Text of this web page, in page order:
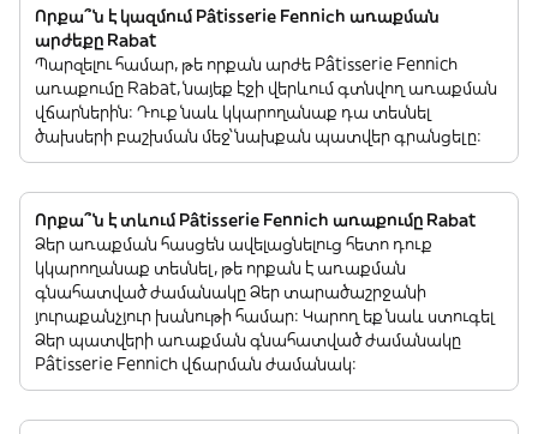
Որքա՞ն է կազմում Pâtisserie Fennich առաքման
արժեքը Rabat
Պարզելու համար, թե որքան արժե Pâtisserie Fennich
առաքումը Rabat, նայեք էջի վերևում գտնվող առաքման
վճարներին: Դուք նաև կկարողանաք դա տեսնել
ծախսերի բաշխման մեջ՝ նախքան պատվեր գրանցելը:
Որքա՞ն է տևում Pâtisserie Fennich առաքումը Rabat
Ձեր առաքման հասցեն ավելացնելուց հետո դուք
կկարողանաք տեսնել, թե որքան է առաքման
գնահատված ժամանակը Ձեր տարածաշրջանի
յուրաքանչյուր խանութի համար: Կարող եք նաև ստուգել
Ձեր պատվերի առաքման գնահատված ժամանակը
Pâtisserie Fennich վճարման ժամանակ: